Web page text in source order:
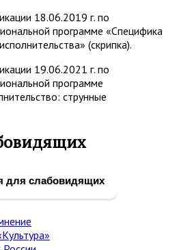
18.06.2019 г. по
программе «Специфика
(скрипка).
19.06.2021 г. по
программе
струнные
для слабовидящих